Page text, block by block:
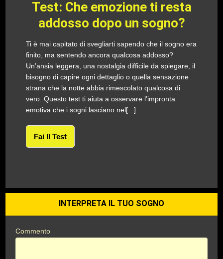
Test: Che emozione ti resta
addosso dopo un sogno?
Ti è mai capitato di svegliarti sapendo che il sogno era
finito, ma sentendo ancora qualcosa addosso?
Un’ansia leggera, una nostalgia difficile da spiegare, il
bisogno di capire ogni dettaglio o quella sensazione
strana che la notte abbia rimescolato qualcosa di
vero. Questo test ti aiuta a osservare l’impronta
emotiva che i sogni lasciano nel[...]
Fai Il Test
INTERPRETA IL TUO SOGNO
Commento